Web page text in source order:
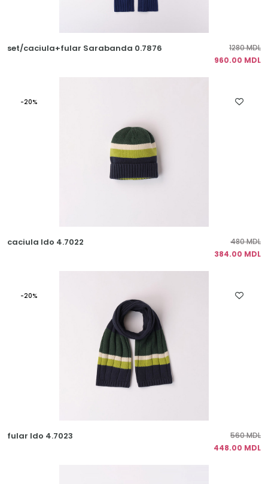
set/caciula+fular Sarabanda 0.7876
1280 MDL
960.00 MDL
-20%
caciula Ido 4.7022
480 MDL
384.00 MDL
-20%
fular Ido 4.7023
560 MDL
448.00 MDL